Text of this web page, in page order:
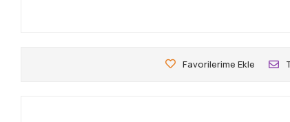
Favorilerime Ekle